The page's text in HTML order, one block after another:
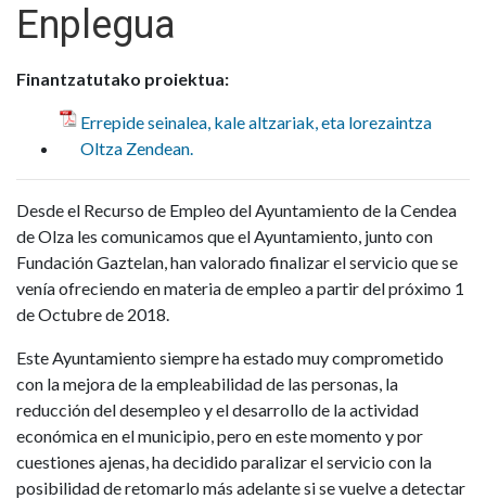
Enplegua
Finantzatutako proiektua:
Errepide seinalea, kale altzariak, eta lorezaintza
Oltza Zendean.
Desde el Recurso de Empleo del Ayuntamiento de la Cendea
de Olza les comunicamos que el Ayuntamiento, junto con
Fundación Gaztelan, han valorado finalizar el servicio que se
venía ofreciendo en materia de empleo a partir del próximo 1
de Octubre de 2018.
Este Ayuntamiento siempre ha estado muy comprometido
con la mejora de la empleabilidad de las personas, la
reducción del desempleo y el desarrollo de la actividad
económica en el municipio, pero en este momento y por
cuestiones ajenas, ha decidido paralizar el servicio con la
posibilidad de retomarlo más adelante si se vuelve a detectar